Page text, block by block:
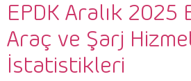
EPDK Aralık
Araç ve Şarj
İstatistikleri